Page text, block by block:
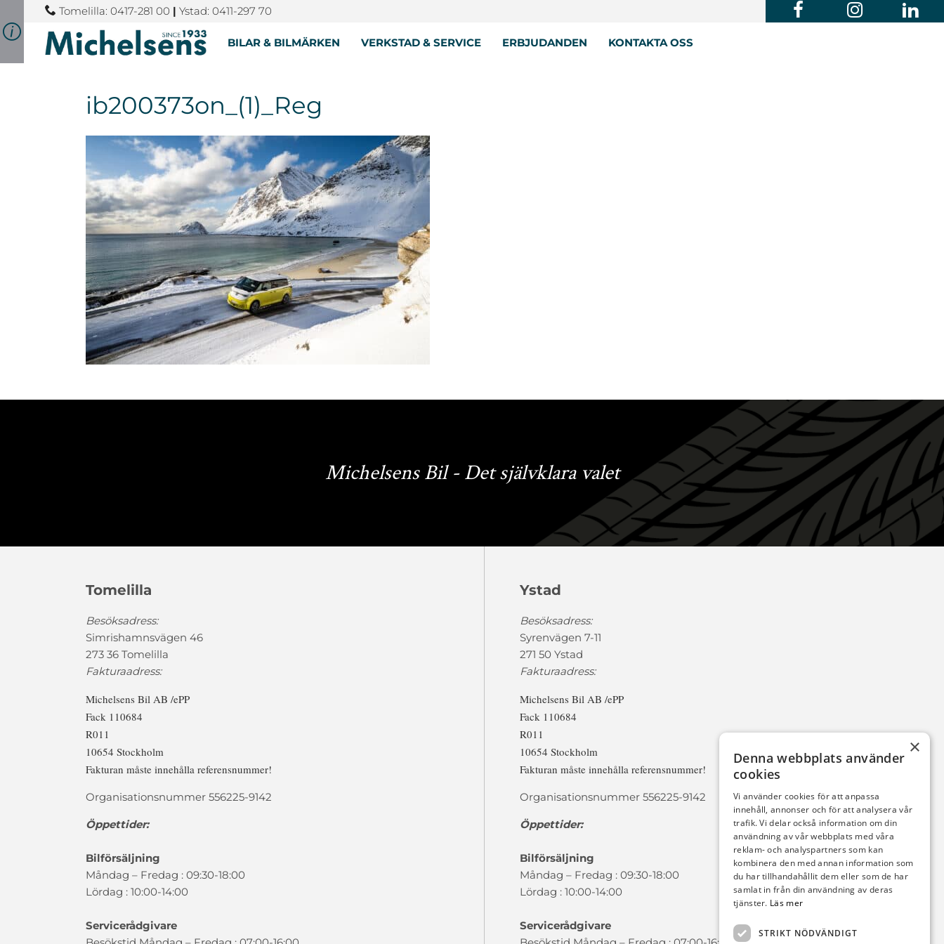
Tomelilla: 0417-281 00 | Ystad: 0411-297 70
BILAR & BILMÄRKEN VERKSTAD & SERVICE ERBJUDANDEN KONTAKTA OSS
ib200373on_(1)_Reg
Michelsens Bil - Det självklara valet
Tomelilla
Besöksadress:
Simrishamnsvägen 46
273 36 Tomelilla
Fakturaadress:
Michelsens Bil AB /ePP
Fack 110684
R011
10654 Stockholm
Fakturan måste innehålla referensnummer!
Organisationsnummer 556225-9142
Öppettider:
Bilförsäljning
Måndag – Fredag : 09:30-18:00
Lördag : 10:00-14:00
Servicerådgivare
Ystad
Besöksadress:
Syrenvägen 7-11
271 50 Ystad
Fakturaadress:
Michelsens Bil AB /ePP
Fack 110684
R011
10654 Stockholm
Fakturan måste innehålla referensnummer!
Organisationsnummer 556225-9142
Öppettider:
Bilförsäljning
Måndag – Fredag : 09:30-18:00
Lördag : 10:00-14:00
Servicerådgivare
×
Denna webbplats använder
cookies
Vi använder cookies för att anpassa
innehåll, annonser och för att analysera vår
trafik. Vi delar också information om din
användning av vår webbplats med våra
reklam- och analyspartners som kan
kombinera den med annan information som
du har tillhandahållit dem eller som de har
samlat in från din användning av deras
tjänster. Läs mer
STRIKT NÖDVÄNDIGT